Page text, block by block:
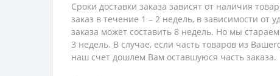
Сроки доставки заказа зависят от наличия
заказ в течение 1 – 2 недель, в зависимости от
заказа может составить 8 недель. Но мы
3 недель. В случае, если часть товаров из
наш счет дошлем Вам оставшуюся часть заказа.